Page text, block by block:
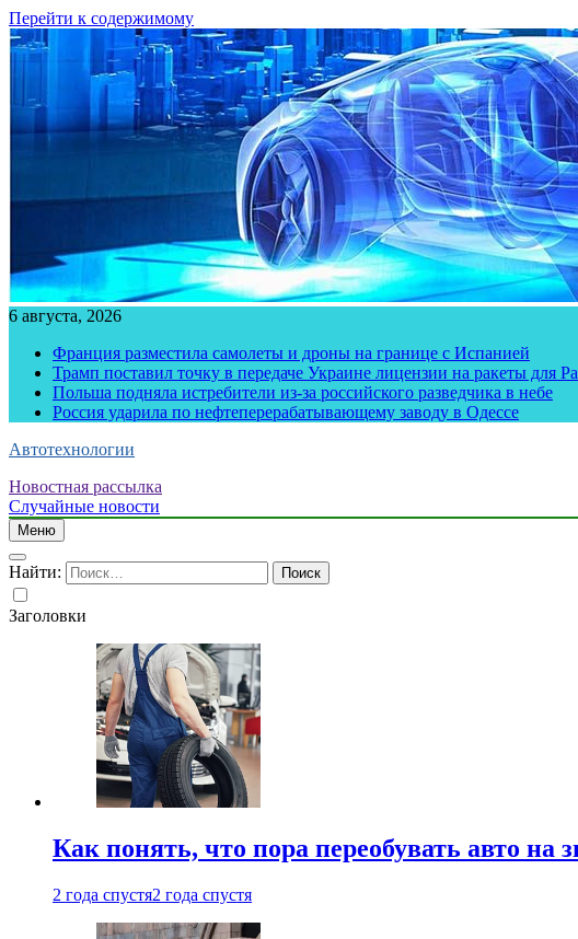
Перейти к содержимому
6 августа, 2026
Франция разместила самолеты и дроны на границе с Испанией
Трамп поставил точку в передаче Украине лицензии на ракеты для
Польша подняла истребители из-за российского разведчика в небе
Россия ударила по нефтеперерабатывающему заводу в Одессе
Автотехнологии
Новостная рассылка
Случайные новости
Меню
Найти:
Заголовки
Как понять, что пора переобувать авто
2 года спустя2 года спустя